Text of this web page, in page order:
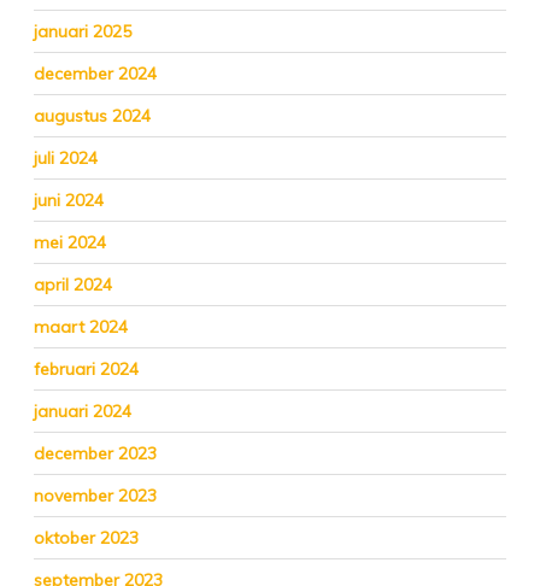
januari 2025
december 2024
augustus 2024
juli 2024
juni 2024
mei 2024
april 2024
maart 2024
februari 2024
januari 2024
december 2023
november 2023
oktober 2023
september 2023